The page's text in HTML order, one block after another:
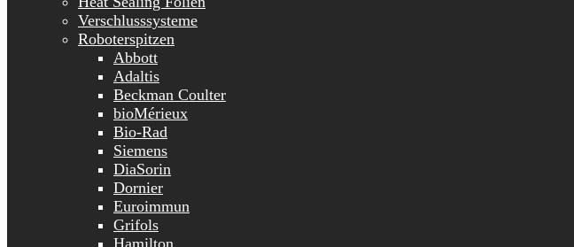
Verschlusssysteme
Roboterspitzen
Abbott
Adaltis
Beckman Coulter
bioMérieux
Bio-Rad
Siemens
DiaSorin
Dornier
Euroimmun
Grifols
Hamilton